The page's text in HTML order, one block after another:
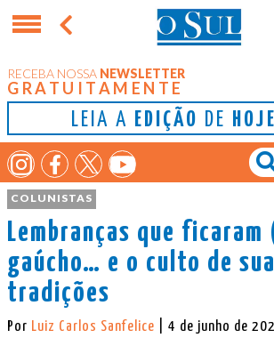
RECEBA NOSSA NEWSLETTER
GRATUITAMENTE
LEIA A EDIÇÃO DE
COLUNISTAS
Lembranças que
gaúcho… e o culto de
tradições
Por Luiz Carlos Sanfelice | 4 de junho de